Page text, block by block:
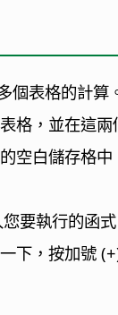
個表格的計算
格，並在這
空白儲存格中
要執行的函
下，按加號